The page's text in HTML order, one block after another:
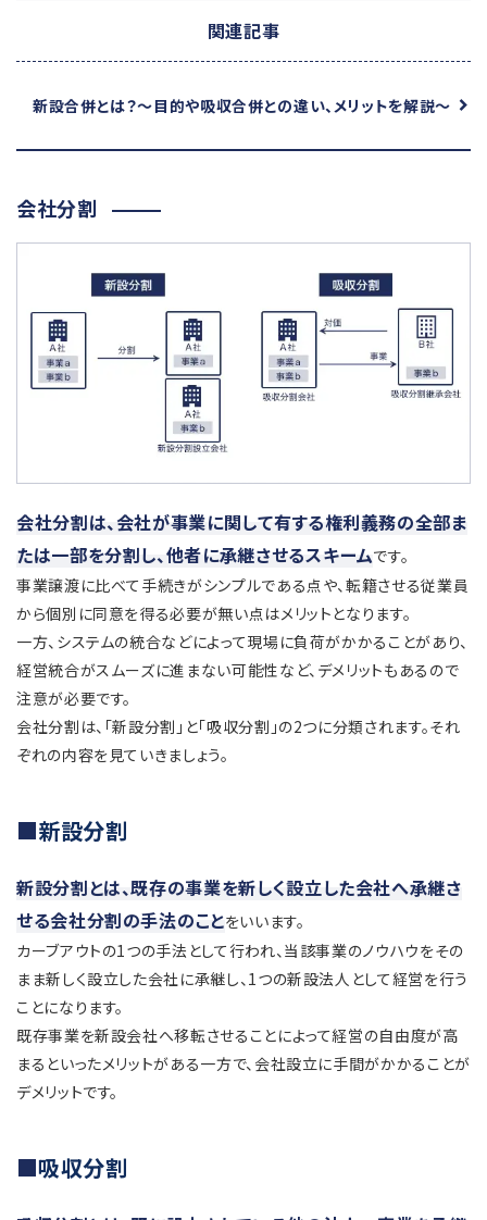
関連記事
新設合併とは？～目的や吸収合併との違い、メリットを解説～
会社分割
会社分割は、会社が事業に関して有する権利義務の全部ま
たは一部を分割し、他者に承継させるスキームです。
事業譲渡に比べて手続きがシンプルである点や、転籍させる従業員
から個別に同意を得る必要が無い点はメリットとなります。
一方、システムの統合などによって現場に負荷がかかることがあり、
経営統合がスムーズに進まない可能性など、デメリットもあるので
注意が必要です。
会社分割は、「新設分割」と「吸収分割」の2つに分類されます。それ
ぞれの内容を見ていきましょう。
新設分割
新設分割とは、既存の事業を新しく設立した会社へ承継さ
せる会社分割の手法のことをいいます。
カーブアウトの1つの手法として行われ、当該事業のノウハウをその
まま新しく設立した会社に承継し、1つの新設法人として経営を行う
ことになります。
既存事業を新設会社へ移転させることによって経営の自由度が高
まるといったメリットがある一方で、会社設立に手間がかかることが
デメリットです。
吸収分割